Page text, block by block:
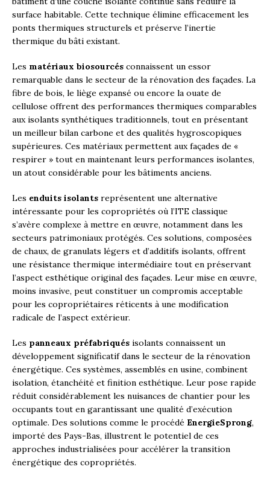
surface habitable. Cette technique élimine efficacement les
ponts thermiques structurels et préserve l’inertie
thermique du bâti existant.
Les matériaux biosourcés connaissent un essor
remarquable dans le secteur de la rénovation des façades. La
fibre de bois, le liège expansé ou encore la ouate de
cellulose offrent des performances thermiques comparables
aux isolants synthétiques traditionnels, tout en présentant
un meilleur bilan carbone et des qualités hygroscopiques
supérieures. Ces matériaux permettent aux façades de «
respirer » tout en maintenant leurs performances isolantes,
un atout considérable pour les bâtiments anciens.
Les enduits isolants représentent une alternative
intéressante pour les copropriétés où l’ITE classique
s’avère complexe à mettre en œuvre, notamment dans les
secteurs patrimoniaux protégés. Ces solutions, composées
de chaux, de granulats légers et d’additifs isolants, offrent
une résistance thermique intermédiaire tout en préservant
l’aspect esthétique original des façades. Leur mise en œuvre,
moins invasive, peut constituer un compromis acceptable
pour les copropriétaires réticents à une modification
radicale de l’aspect extérieur.
Les panneaux préfabriqués isolants connaissent un
développement significatif dans le secteur de la rénovation
énergétique. Ces systèmes, assemblés en usine, combinent
isolation, étanchéité et finition esthétique. Leur pose rapide
réduit considérablement les nuisances de chantier pour les
occupants tout en garantissant une qualité d’exécution
optimale. Des solutions comme le procédé EnergieSprong,
importé des Pays-Bas, illustrent le potentiel de ces
approches industrialisées pour accélérer la transition
énergétique des copropriétés.